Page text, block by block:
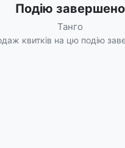
Подію завершено
Танго
квитків на цю подію